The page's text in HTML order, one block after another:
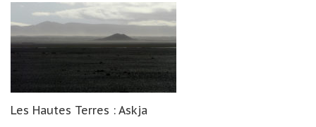
Les Hautes Terres : Askja